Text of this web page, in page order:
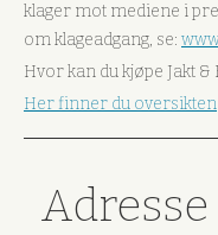
klager mot mediene i
om klageadgang, se:
Hvor kan du kjøpe Jakt &
Her finner du oversikten
Adresse